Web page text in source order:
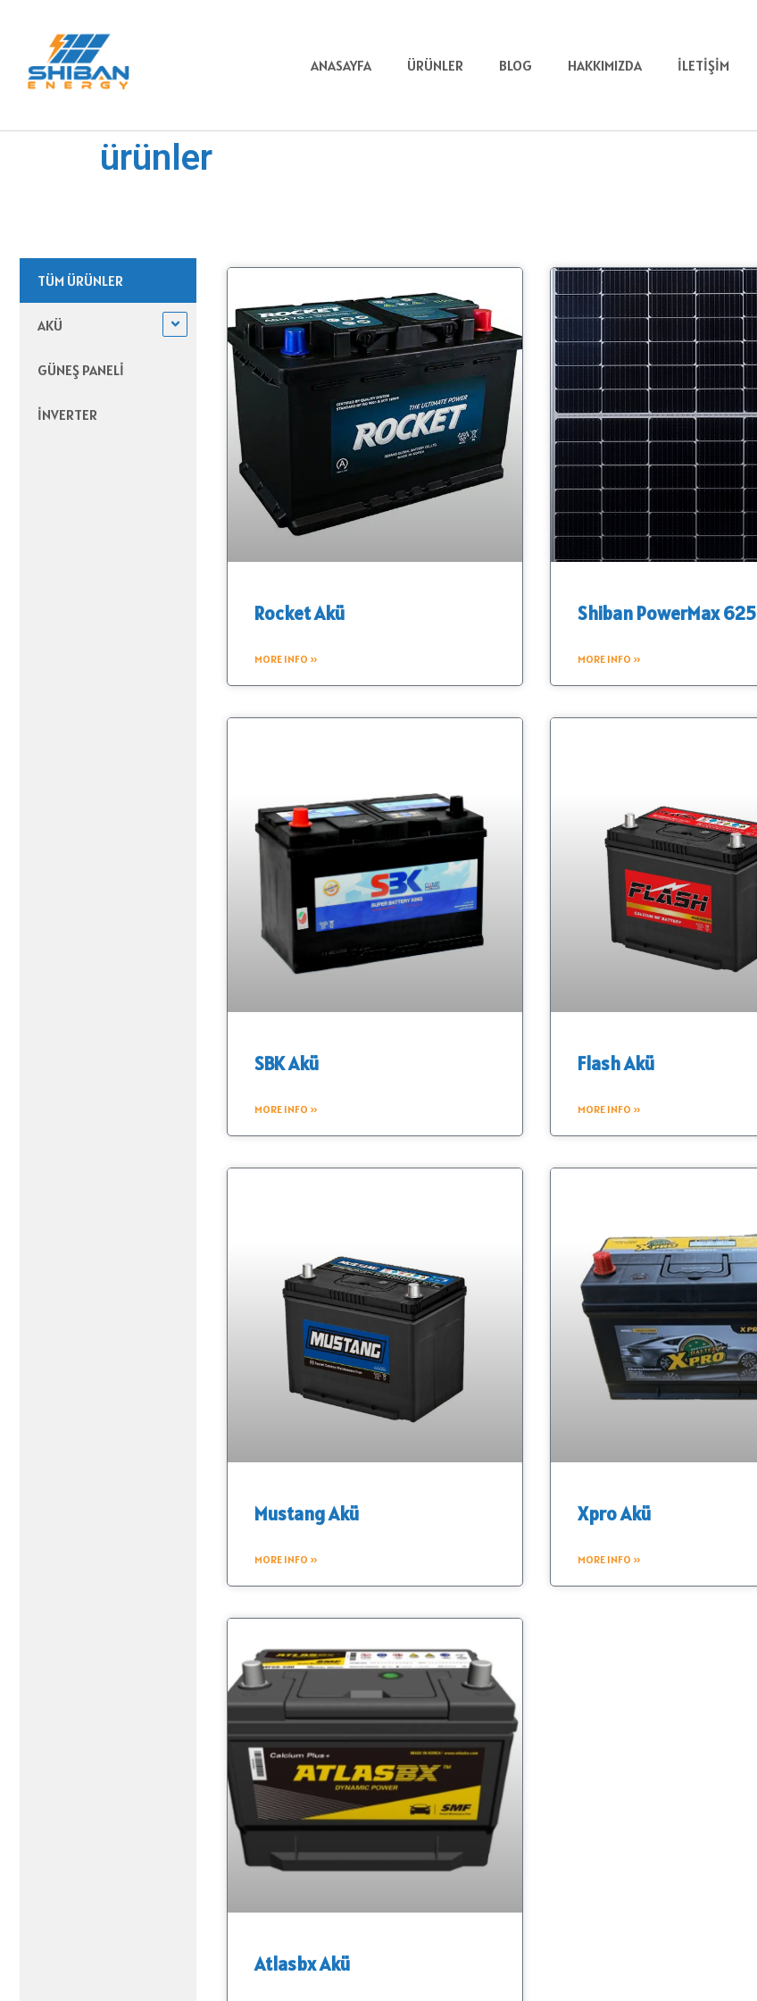
ANASAYFA ÜRÜNLER BLOG HAKKIMIZDA İLETIŞIM
ürünler
TÜM ÜRÜNLER
AKÜ
GÜNEŞ PANELI
İNVERTER
Rocket Akü
MORE INFO »
Shiban PowerMax 625
MORE INFO »
SBK Akü
MORE INFO »
Flash Akü
MORE INFO »
Mustang Akü
MORE INFO »
Xpro Akü
MORE INFO »
Atlasbx Akü